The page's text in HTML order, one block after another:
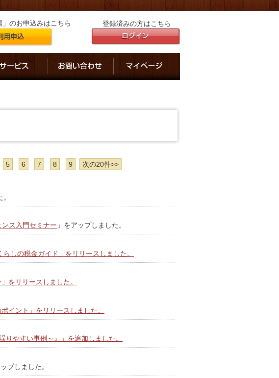
」のお申込みはこちら 登録済みの方はこちら
5 6 7 8 9 次の20件>>
ス入門セミナー 」をアップしました。
しの税金ガイド」をリリースしました。
をリリースしました。
イント」をリリースしました。
やすい事例～』」を追加しました。
プしました。